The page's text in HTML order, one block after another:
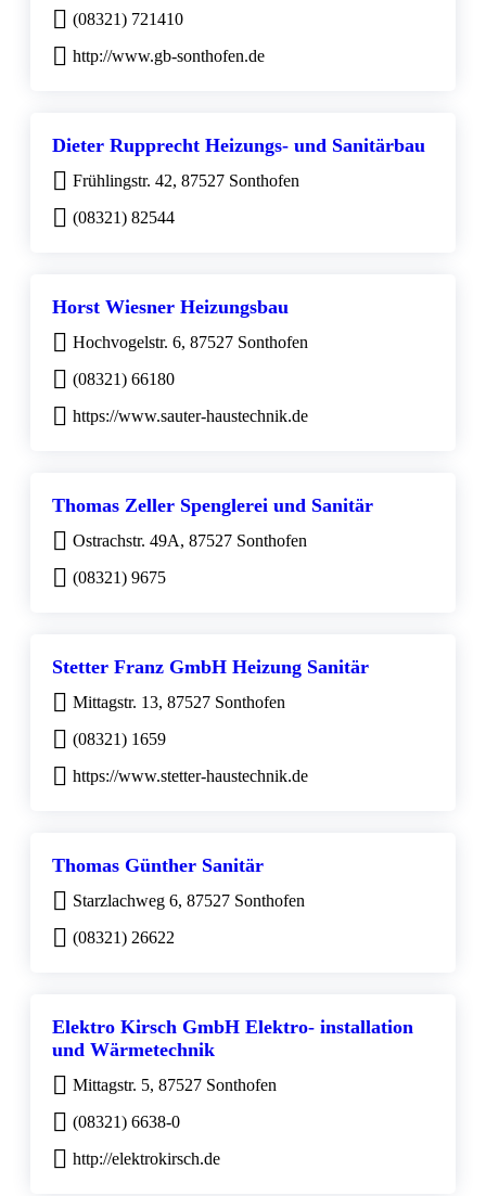
(08321) 721410
http://www.gb-sonthofen.de
Dieter Rupprecht Heizungs- und Sanitärbau
Frühlingstr. 42, 87527 Sonthofen
(08321) 82544
Horst Wiesner Heizungsbau
Hochvogelstr. 6, 87527 Sonthofen
(08321) 66180
https://www.sauter-haustechnik.de
Thomas Zeller Spenglerei und Sanitär
Ostrachstr. 49A, 87527 Sonthofen
(08321) 9675
Stetter Franz GmbH Heizung Sanitär
Mittagstr. 13, 87527 Sonthofen
(08321) 1659
https://www.stetter-haustechnik.de
Thomas Günther Sanitär
Starzlachweg 6, 87527 Sonthofen
(08321) 26622
Elektro Kirsch GmbH Elektro- installation
und Wärmetechnik
Mittagstr. 5, 87527 Sonthofen
(08321) 6638-0
http://elektrokirsch.de